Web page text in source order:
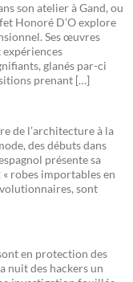
son atelier à Gand, ou
Honoré D’O explore
Ses œuvres
glanés par-ci
prenant […]
de l’architecture à la
des débuts dans
présente sa
robes importables en
sont
en protection des
nuit des hackers un